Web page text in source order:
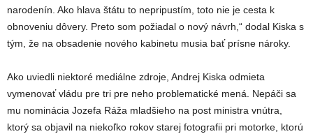
narodenín. Ako hlava štátu to nepripustím, toto nie je cesta k
obnoveniu dôvery. Preto som požiadal o nový návrh,“ dodal Kiska s
tým, že na obsadenie nového kabinetu musia bať prísne nároky.
Ako uviedli niektoré mediálne zdroje, Andrej Kiska odmieta
vymenovať vládu pre tri pre neho problematické mená. Nepáči sa
mu nominácia Jozefa Ráža mladšieho na post ministra vnútra,
ktorý sa objavil na niekoľko rokov starej fotografii pri motorke, ktorú